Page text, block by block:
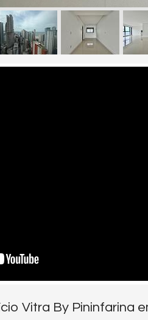
Vitra By Pininfarina